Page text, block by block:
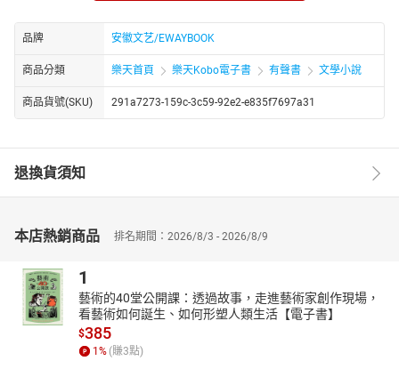
品牌 安徽文艺/EWAYBOOK
商品分類 樂天首頁 樂天Kobo電子書 有聲書 文學小說
商品貨號(SKU) 291a7273-159c-3c59-92e2-e835f7697a31
退換貨須知
本店熱銷商品 排名期間：2026/8/3 - 2026/8/9
1
藝術的40堂公開課：透過故事，走進藝術家創作現場，
看藝術如何誕生、如何形塑人類生活【電子書】
$385
1 % (賺3點)